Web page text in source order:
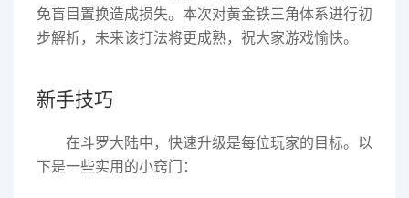
免盲目置换造成损失。本次对黄金铁三角体系进行初
步解析，未来该打法将更成熟，祝大家游戏愉快。
新手技巧
在斗罗大陆中，快速升级是每位玩家的目标。以
下是一些实用的小窍门：